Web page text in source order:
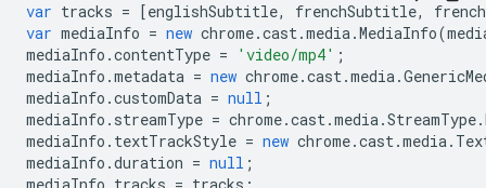
var tracks = [englishSubtitle, frenchSubtitle,
var mediaInfo = new chrome.cast.media.MediaInfo(
mediaInfo .contentType = 'video/mp4' ;
mediaInfo .metadata = new chrome.cast.media.
mediaInfo .customData = null ;
mediaInfo . streamType = chrome.cast.media.StreamType.
mediaInfo . textTrackStyle = new chrome.cast.media.
mediaInfo .duration = null ;